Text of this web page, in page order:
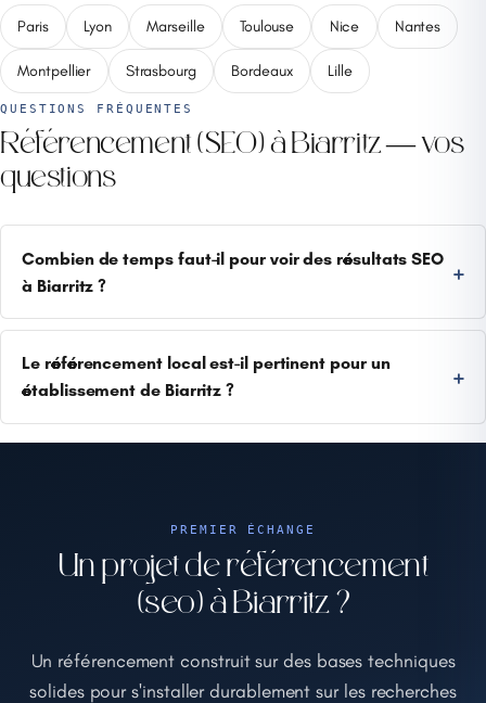
Paris Lyon Marseille Toulouse Nice Nantes
Montpellier Strasbourg Bordeaux Lille
QUESTIONS FRÉQUENTES
Référencement (SEO) à Biarritz — vos
questions
Combien de temps faut-il pour voir des résultats SEO
à Biarritz ?
Le référencement local est-il pertinent pour un
établissement de Biarritz ?
PREMIER ÉCHANGE
Un projet de référencement
(seo) à Biarritz ?
Un référencement construit sur des bases techniques
solides pour s'installer durablement sur les recherches